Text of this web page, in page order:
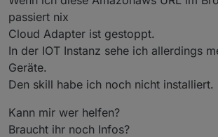
passiert nix
Cloud Adapter ist gestoppt.
In der IOT Instanz sehe ich allerdings
Geräte.
Den skill habe ich noch nicht installiert.
Kann mir wer helfen?
Braucht ihr noch Infos?